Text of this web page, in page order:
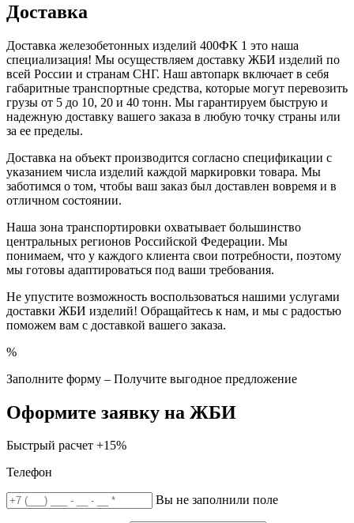
Доставка
Доставка железобетонных изделий 400ФК 1 это наша
специализация! Мы осуществляем доставку ЖБИ изделий по
всей России и странам СНГ. Наш автопарк включает в себя
габаритные транспортные средства, которые могут перевозить
грузы от 5 до 10, 20 и 40 тонн. Мы гарантируем быструю и
надежную доставку вашего заказа в любую точку страны или
за ее пределы.
Доставка на объект производится согласно спецификации с
указанием числа изделий каждой маркировки товара. Мы
заботимся о том, чтобы ваш заказ был доставлен вовремя и в
отличном состоянии.
Наша зона транспортировки охватывает большинство
центральных регионов Российской Федерации. Мы
понимаем, что у каждого клиента свои потребности, поэтому
мы готовы адаптироваться под ваши требования.
Не упустите возможность воспользоваться нашими услугами
доставки ЖБИ изделий! Обращайтесь к нам, и мы с радостью
поможем вам с доставкой вашего заказа.
%
Заполните форму – Получите выгодное предложение
Оформите заявку на ЖБИ
Быстрый расчет +15%
Телефон
Вы не заполнили поле